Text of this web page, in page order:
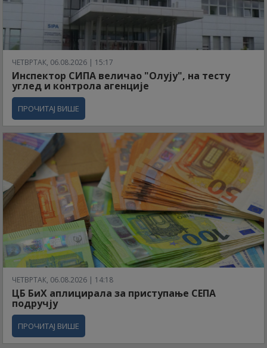
ЧЕТВРТАК, 06.08.2026 | 15:17
Инспектор СИПА величао "Олују", на тесту
углед и контрола агенције
ПРОЧИТАЈ ВИШЕ
ЧЕТВРТАК, 06.08.2026 | 14:18
ЦБ БиХ аплицирала за приступање СЕПА
подручју
ПРОЧИТАЈ ВИШЕ